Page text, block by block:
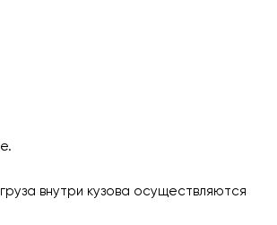
внутри кузова осуществляются